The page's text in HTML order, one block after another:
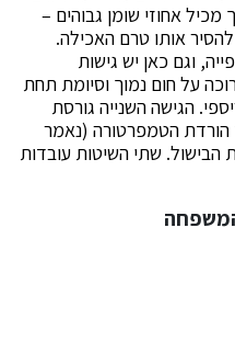
אחוזי שומן גבוהים –
אותו טרם האכילה.
וגם כאן יש גישות
על חום נמוך וסיומת תחת
הגישה השנייה גורסת
הורדת הטמפרטורה (נאמר
הבישול. שתי השיטות עובדות